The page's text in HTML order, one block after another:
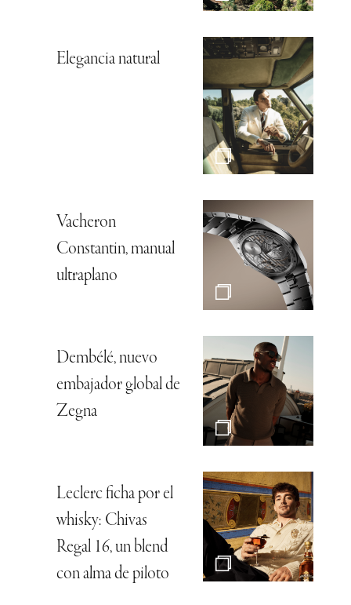
Elegancia natural
Vacheron
Constantin, manual
ultraplano
Dembélé, nuevo
embajador global de
Zegna
Leclerc ficha por el
whisky: Chivas
Regal 16, un blend
con alma de piloto